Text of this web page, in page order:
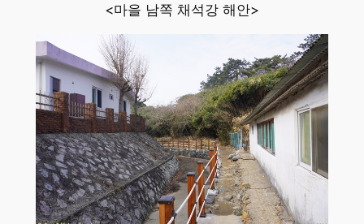
<마을 남쪽 채석강 해안>